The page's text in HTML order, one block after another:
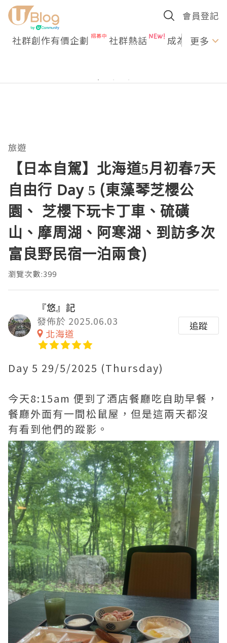
會員登記
社群創作有價企劃 社群熱話 成為U更多
旅遊
【日本自駕】北海道5月初春7天
自由行 Day 5 (東藻琴芝櫻公
園、 芝櫻下玩卡丁車、硫磺
山、摩周湖、阿寒湖、到訪多次
富良野民宿一泊兩食)
瀏覽次數:399
『悠』記
發佈於 2025.06.03
北海道
追蹤
Day 5 29/5/2025 (Thursday)
今天8:15am 便到了酒店餐廳吃自助早餐，
餐廳外面有一間松鼠屋，但是這兩天都沒
有看到他們的蹤影。